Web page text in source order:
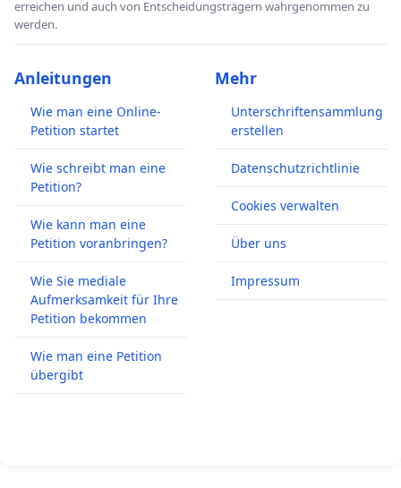
erreichen und auch von Entscheidungsträgern wahrgenommen zu
werden.
Anleitungen
Wie man eine Online-
Petition startet
Wie schreibt man eine
Petition?
Wie kann man eine
Petition voranbringen?
Wie Sie mediale
Aufmerksamkeit für Ihre
Petition bekommen
Wie man eine Petition
übergibt
Mehr
Unterschriftensammlung
erstellen
Datenschutzrichtlinie
Cookies verwalten
Über uns
Impressum